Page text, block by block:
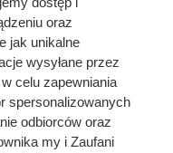
twierdzę
oraz
jak unikalne
wysyłane przez
celu zapewniania
spersonalizowanych
odbiorców oraz
my i Zaufani